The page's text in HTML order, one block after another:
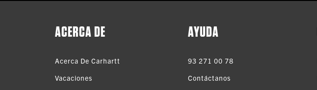
ACERCA DE
Acerca De Carhartt
Vacaciones
AYUDA
93 271 00 78
Contáctanos